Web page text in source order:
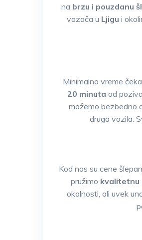
na brzu i pouzdanu
vozača u Ljigu i
Minimalno vreme
20 minuta od
možemo bezbedno
druga vozila.
Kod nas su cene
pružimo kvalitetnu
okolnosti, ali uvek